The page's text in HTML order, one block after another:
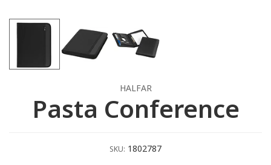
HALFAR
Pasta Conference
SKU: 1802787